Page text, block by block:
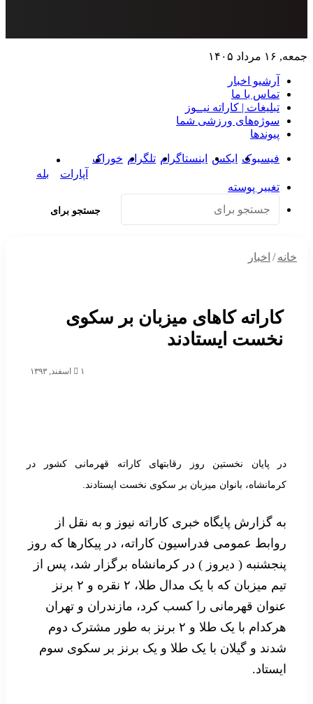
۱۶ مرداد ۱۴۰۵
آرشیو اخبار
تماس‌ با‌ ما
تبلیغات | کاراته نیــوز
سوژه‌های ورزشی شما
پیوندها
فیسبوک ایکس اینستاگرام تلگرام خوراک
آپارات
بله
تغییر پوسته
جستجو برای
خانه/اخبار
کاراته کاهای میزبان بر سکوی
نخست ایستادند
در پایان نخستین روز رقابتهای کاراته قهرمانی کشور در
کرمانشاه، بانوان میزبان بر سکوی نخست ایستادند.
به گزارش پایگاه خبری کاراته نیوز و به نقل از
روابط عمومی فدراسیون کاراته، در پیکارها که روز
پنجشنبه ( دیروز ) در کرمانشاه برگزار شد، پس از
تیم میزبان که با یک مدال طلا، ۲ نقره و ۲ برنز
عنوان قهرمانی را کسب کرد، مازندران و تهران
هرکدام با یک طلا و ۲ برنز به طور مشترک دوم
شدند و گیلان با یک طلا و یک برنز بر سکوی سوم
ایستاد.